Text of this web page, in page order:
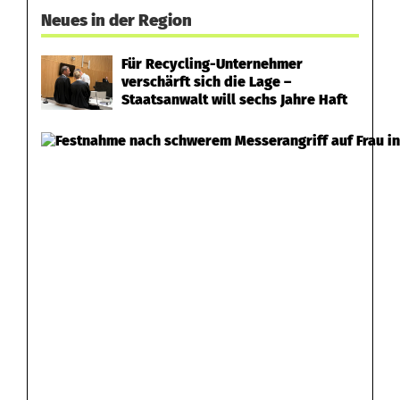
Neues in der Region
Für Recycling-Unternehmer
verschärft sich die Lage –
Staatsanwalt will sechs Jahre Haft